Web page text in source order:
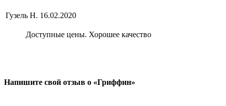
Гузель Н. 16.02.2020
Доступные цены. Хорошее качество
Напишите свой отзыв о «Гриффин»